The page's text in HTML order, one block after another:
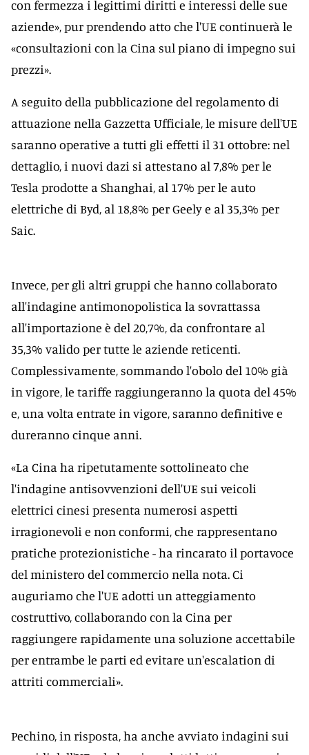
con fermezza i legittimi diritti e interessi delle sue
aziende», pur prendendo atto che l'UE continuerà le
«consultazioni con la Cina sul piano di impegno sui
prezzi».
A seguito della pubblicazione del regolamento di
attuazione nella Gazzetta Ufficiale, le misure dell'UE
saranno operative a tutti gli effetti il 31 ottobre: nel
dettaglio, i nuovi dazi si attestano al 7,8% per le
Tesla prodotte a Shanghai, al 17% per le auto
elettriche di Byd, al 18,8% per Geely e al 35,3% per
Saic.
Invece, per gli altri gruppi che hanno collaborato
all'indagine antimonopolistica la sovrattassa
all'importazione è del 20,7%, da confrontare al
35,3% valido per tutte le aziende reticenti.
Complessivamente, sommando l'obolo del 10% già
in vigore, le tariffe raggiungeranno la quota del 45%
e, una volta entrate in vigore, saranno definitive e
dureranno cinque anni.
«La Cina ha ripetutamente sottolineato che
l'indagine antisovvenzioni dell'UE sui veicoli
elettrici cinesi presenta numerosi aspetti
irragionevoli e non conformi, che rappresentano
pratiche protezionistiche - ha rincarato il portavoce
del ministero del commercio nella nota. Ci
auguriamo che l'UE adotti un atteggiamento
costruttivo, collaborando con la Cina per
raggiungere rapidamente una soluzione accettabile
per entrambe le parti ed evitare un'escalation di
attriti commerciali».
Pechino, in risposta, ha anche avviato indagini sui